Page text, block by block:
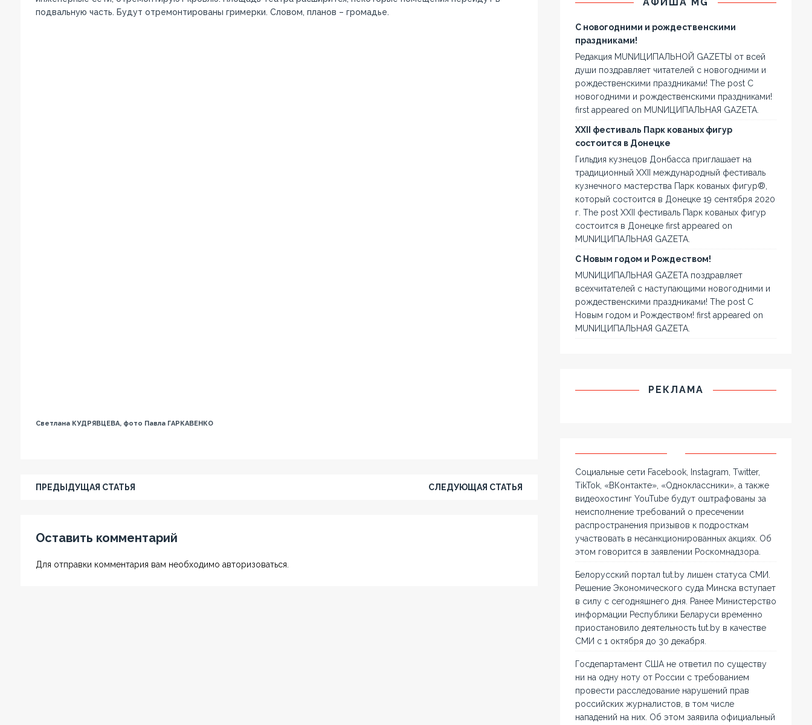
подвальную часть. Будут отремонтированы гримерки. Словом, планов – громадье.
Светлана КУДРЯВЦЕВА, фото Павла ГАРКАВЕНКО
ПРЕДЫДУЩАЯ СТАТЬЯ СЛЕДУЮЩАЯ СТАТЬЯ
Оставить комментарий
Для отправки комментария вам необходимо авторизоваться.
АФИША MG
С новогодними и рождественскими
праздниками!
Редакция MUNИЦИПАЛЬНОЙ GAZЕТЫ от всей
души поздравляет читателей с новогодними и
рождественскими праздниками! The post С
новогодними и рождественскими праздниками!
first appeared on MUNИЦИПАЛЬНАЯ GAZЕТА.
XXII фестиваль Парк кованых фигур
состоится в Донецке
Гильдия кузнецов Донбасса приглашает на
традиционный XXII международный фестиваль
кузнечного мастерства Парк кованых фигур®,
который состоится в Донецке 19 сентября 2020
г. The post XXII фестиваль Парк кованых фигур
состоится в Донецке first appeared on
MUNИЦИПАЛЬНАЯ GAZЕТА.
С Новым годом и Рождеством!
MUNИЦИПАЛЬНАЯ GAZЕТА поздравляет
всехчитателей с наступающими новогодними и
рождественскими праздниками! The post С
Новым годом и Рождеством! first appeared on
MUNИЦИПАЛЬНАЯ GAZЕТА.
РЕКЛАМА
Социальные сети Facebook, Instagram, Twitter,
TikTok, «ВКонтакте», «Одноклассники», а также
видеохостинг YouTube будут оштрафованы за
неисполнение требований о пресечении
распространения призывов к подросткам
участвовать в несанкционированных акциях. Об
этом говорится в заявлении Роскомнадзора.
Белорусский портал tut.by лишен статуса СМИ.
Решение Экономического суда Минска вступает
в силу с сегодняшнего дня. Ранее Министерство
информации Республики Беларуси временно
приостановило деятельность tut.by в качестве
СМИ с 1 октября до 30 декабря.
Госдепартамент США не ответил по существу
ни на одну ноту от России с требованием
провести расследование нарушений прав
российских журналистов, в том числе
нападений на них. Об этом заявила официальный